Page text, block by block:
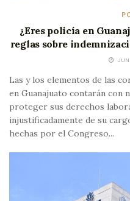
¿Eres policía en
reglas sobre
Las y los elementos de las
en Guanajuato contarán con
proteger sus derechos
injustificadamente de su
hechas por el Congreso...